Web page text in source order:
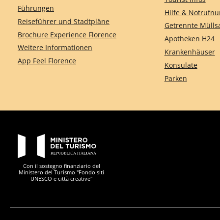
Führungen
Reiseführer und Stadtpläne
Brochure Experience Florence
Weitere Informationen
App Feel Florence
Hilfe &
Getrennte
Apotheken H24
Krankenhäuser
Konsulate
Parken
Con il sostegno finanziario del
Ministero del Turismo "Fondo siti
UNESCO e città creative"